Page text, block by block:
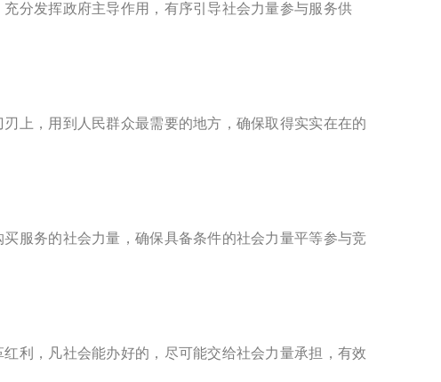
分发挥政府主导作用，有序引导社会力量参与服务供
上，用到人民群众最需要的地方，确保取得实实在在的
服务的社会力量，确保具备条件的社会力量平等参与竞
利，凡社会能办好的，尽可能交给社会力量承担，有效